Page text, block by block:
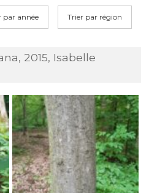
par année Trier par région
2015, Isabelle